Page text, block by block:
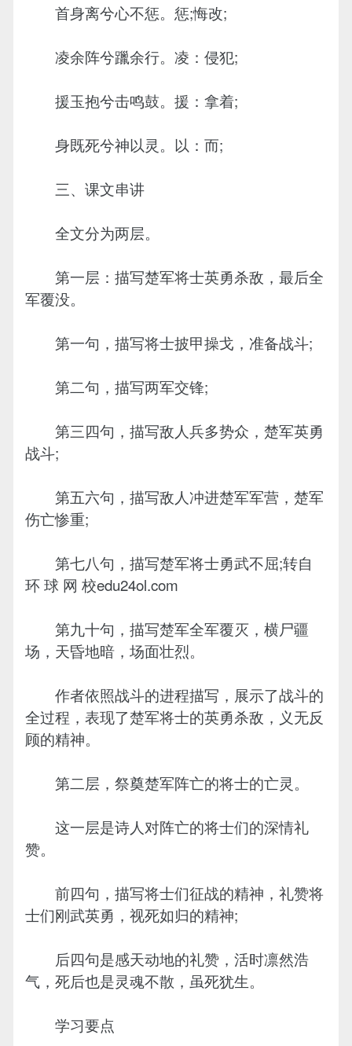
首身离兮心不惩。惩;悔改;
凌余阵兮躐余行。凌：侵犯;
援玉抱兮击鸣鼓。援：拿着;
身既死兮神以灵。以：而;
三、课文串讲
全文分为两层。
第一层：描写楚军将士英勇杀敌，最后全
军覆没。
第一句，描写将士披甲操戈，准备战斗;
第二句，描写两军交锋;
第三四句，描写敌人兵多势众，楚军英勇
战斗;
第五六句，描写敌人冲进楚军军营，楚军
伤亡惨重;
第七八句，描写楚军将士勇武不屈;转自
环 球 网 校edu24ol.com
第九十句，描写楚军全军覆灭，横尸疆
场，天昏地暗，场面壮烈。
作者依照战斗的进程描写，展示了战斗的
全过程，表现了楚军将士的英勇杀敌，义无反
顾的精神。
第二层，祭奠楚军阵亡的将士的亡灵。
这一层是诗人对阵亡的将士们的深情礼
赞。
前四句，描写将士们征战的精神，礼赞将
士们刚武英勇，视死如归的精神;
后四句是感天动地的礼赞，活时凛然浩
气，死后也是灵魂不散，虽死犹生。
学习要点